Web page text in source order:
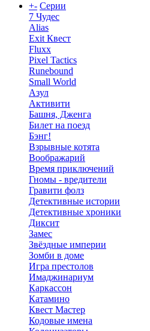
+- Серии
7 Чудес
Alias
Exit Квест
Fluxx
Pixel Tactics
Runebound
Small World
Азул
Активити
Башня, Дженга
Билет на поезд
Бэнг!
Взрывные котята
Воображарий
Время приключений
Гномы - вредители
Гравити фолз
Детективные истории
Детективные хроники
Диксит
Замес
Звёздные империи
Зомби в доме
Игра престолов
Имаджинариум
Каркассон
Катамино
Квест Мастер
Кодовые имена